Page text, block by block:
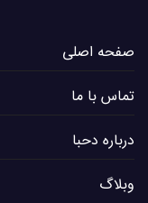
صفحه اصلی
تماس با ما
درباره دحبا
وبلاگ